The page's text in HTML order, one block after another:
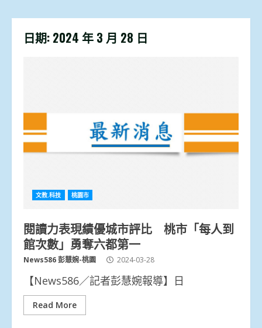
日期: 2024 年 3 月 28 日
文教.科技 桃園市
閱讀力表現績優城市評比 桃市「每人到
館次數」勇奪六都第一
News586 彭慧婉-桃園 2024-03-28
【News586／記者彭慧婉報導】日
Read More